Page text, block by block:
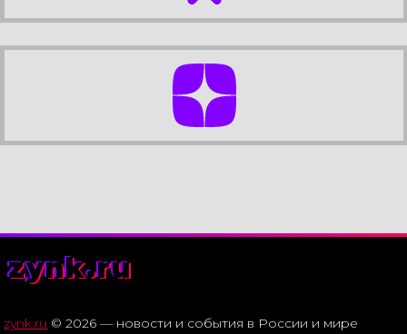
zynk.ru
zynk.ru © 2026 — новости и события в России и мире